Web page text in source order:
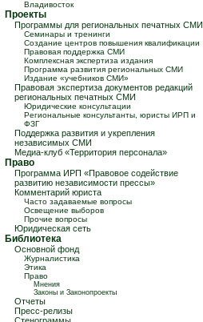
Владивосток
Проекты
Программы для региональных печатных СМИ
Семинары и тренинги
Создание центров повышения квалификации
Правовая поддержка СМИ
Комплексная экспертиза издания
Программа развития региональных СМИ
Издание «учебников СМИ»
Правовая экспертиза документов редакций
региональных печатных СМИ
Юридические консультации
Региональные консультанты, юристы ИРП и
ФЗГ
Поддержка развития и укрепления
независимых СМИ
Медиа-клуб «Территория персонала»
Право
Программа ИРП «Правовое содействие
развитию независимости прессы»
Комментарий юриста
Часто задаваемые вопросы
Освещение выборов
Прочие вопросы
Юридическая сеть
Библиотека
Основной фонд
Журналистика
Этика
Право
Мнения
Законы и Законопроекты
Отчеты
Пресс-релизы